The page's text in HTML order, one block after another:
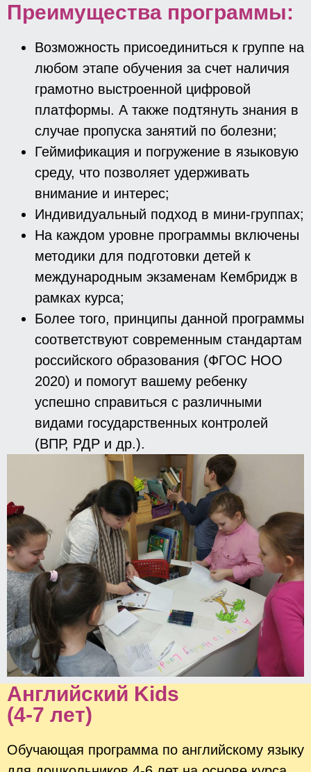
Преимущества программы:
Возможность присоединиться к группе на
любом этапе обучения за счет наличия
грамотно выстроенной цифровой
платформы. А также подтянуть знания в
случае пропуска занятий по болезни;
Геймификация и погружение в языковую
среду, что позволяет удерживать
внимание и интерес;
Индивидуальный подход в мини-группах;
На каждом уровне программы включены
методики для подготовки детей к
международным экзаменам Кембридж в
рамках курса;
Более того, принципы данной программы
соответствуют современным стандартам
российского образования (ФГОС НОО
2020) и помогут вашему ребенку
успешно справиться с различными
видами государственных контролей
(ВПР, РДР и др.).
Английский Kids
(4-7 лет)
Обучающая программа по английскому языку